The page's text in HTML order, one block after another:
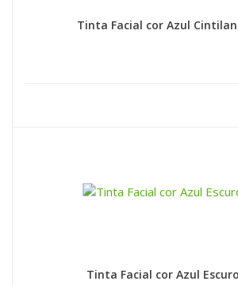
Tinta Facial cor Azul
Tinta Facial cor Azul